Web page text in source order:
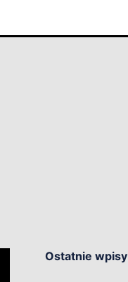
Ostatnie wpisy